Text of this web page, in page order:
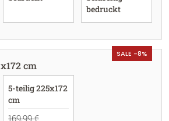
bedruckt
SALE -8%
cm
5-teilig 225x172
cm
169,99 €